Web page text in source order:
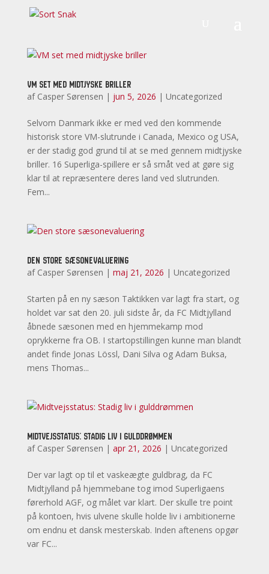
VM set med midtjyske briller
af Casper Sørensen | jun 5, 2026 | Uncategorized
Selvom Danmark ikke er med ved den kommende
historisk store VM-slutrunde i Canada, Mexico og USA,
er der stadig god grund til at se med gennem midtjyske
briller. 16 Superliga-spillere er så småt ved at gøre sig
klar til at repræsentere deres land ved slutrunden.
Fem...
Den store sæsonevaluering
af Casper Sørensen | maj 21, 2026 | Uncategorized
Starten på en ny sæson Taktikken var lagt fra start, og
holdet var sat den 20. juli sidste år, da FC Midtjylland
åbnede sæsonen med en hjemmekamp mod
oprykkerne fra OB. I startopstillingen kunne man blandt
andet finde Jonas Lössl, Dani Silva og Adam Buksa,
mens Thomas...
Midtvejsstatus: Stadig liv i gulddrømmen
af Casper Sørensen | apr 21, 2026 | Uncategorized
Der var lagt op til et vaskeægte guldbrag, da FC
Midtjylland på hjemmebane tog imod Superligaens
førerhold AGF, og målet var klart. Der skulle tre point
på kontoen, hvis ulvene skulle holde liv i ambitionerne
om endnu et dansk mesterskab. Inden aftenens opgør
var FC...